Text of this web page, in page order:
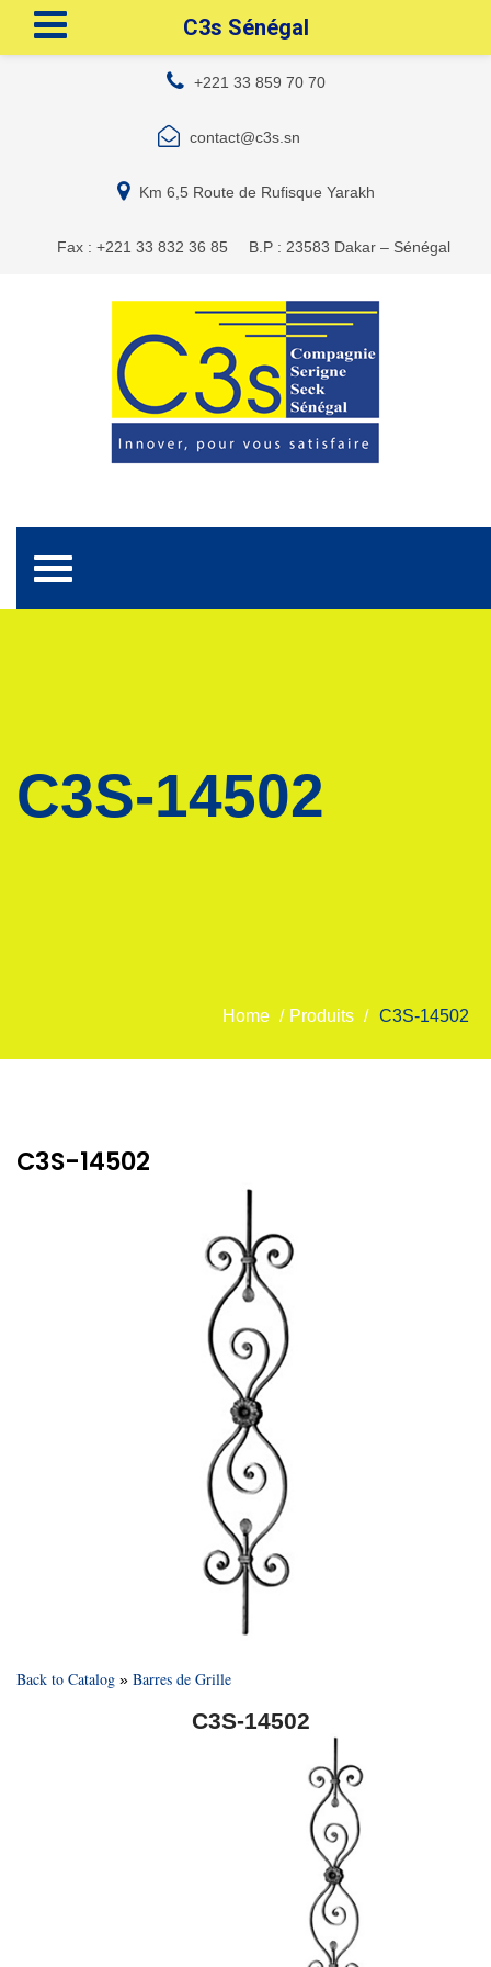
+221 33 859 70 70
contact@c3s.sn
Km 6,5 Route de Rufisque Yarakh
Fax : +221 33 832 36 85 B.P : 23583 Dakar – Sénégal
Toggle navigation
C3S-14502
Home / Produits / C3S-14502
C3S-14502
Back to Catalog Barres de Grille
C3S-14502
C3s Sénégal